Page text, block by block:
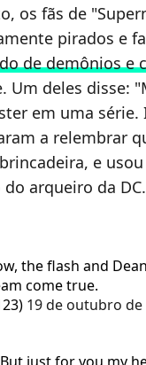
os fãs de
pirados e
de demônios e
Um deles disse: "
em uma
a relembrar
e
arqueiro da
the flash and
come true.
19 de outubro de
just for you my